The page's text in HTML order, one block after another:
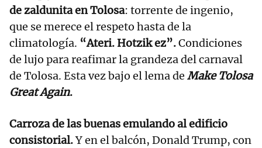
de zaldunita en Tolosa: torrente de ingenio,
que se merece el respeto hasta de la
climatología. “Ateri. Hotzik ez”.Condiciones
de lujo para reafimar la grandeza del carnaval
de Tolosa. Esta vez bajo el lema de Make Tolosa
Great Again.
Carroza de las buenas emulando al edificio
consistorial.Y en el balcón, Donald Trump, con